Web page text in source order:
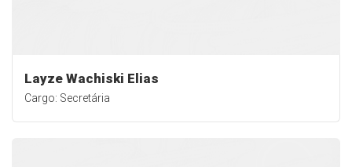
Layze Wachiski Elias
Cargo: Secretária